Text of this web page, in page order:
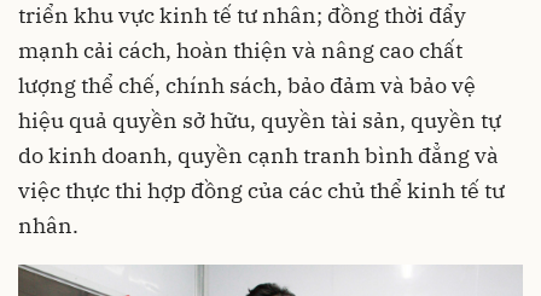
triển khu vực kinh tế tư nhân; đồng thời đẩy
mạnh cải cách, hoàn thiện và nâng cao chất
lượng thể chế, chính sách, bảo đảm và bảo vệ
hiệu quả quyền sở hữu, quyền tài sản, quyền tự
do kinh doanh, quyền cạnh tranh bình đẳng và
việc thực thi hợp đồng của các chủ thể kinh tế tư
nhân.